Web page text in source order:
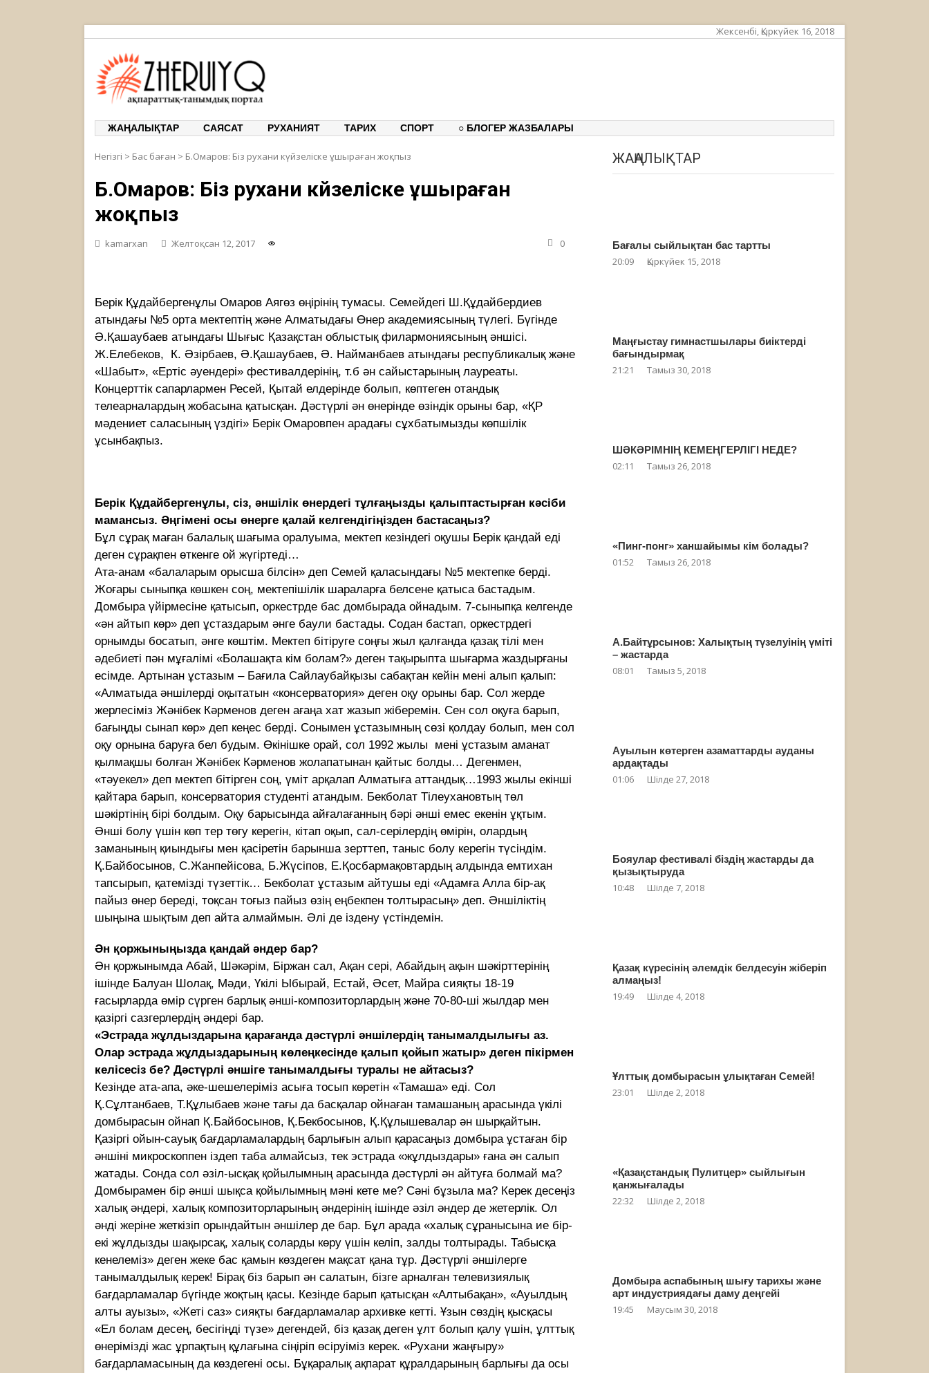
Жексенбі, Қыркүйек 16, 2018
ЖАҢАЛЫҚТАР САЯСАТ РУХАНИЯТ ТАРИХ СПОРТ ○ БЛОГЕР ЖАЗБАЛАРЫ
Негізгі > Бас баған > Б.Омаров: Біз рухани күйзеліске ұшыраған жоқпыз
Б.Омаров: Біз рухани күйзеліске ұшыраған
жоқпыз
kamarxan Желтоқсан 12, 2017 0
Берік Құдайбергенұлы Омаров Аягөз өңірінің тумасы. Семейдегі Ш.Құдайбердиев
атындағы №5 орта мектептің және Алматыдағы Өнер академиясының түлегі. Бүгінде
Ә.Қашаубаев атындағы Шығыс Қазақстан облыстық филармониясының әншісі.
Ж.Елебеков, К. Әзірбаев, Ә.Қашаубаев, Ә. Найманбаев атындағы республикалық және
«Шабыт», «Ертіс әуендері» фестивалдерінің, т.б ән сайыстарының лауреаты.
Концерттік сапарлармен Ресей, Қытай елдерінде болып, көптеген отандық
телеарналардың жобасына қатысқан. Дәстүрлі ән өнерінде өзіндік орыны бар, «ҚР
мәдениет саласының үздігі» Берік Омаровпен арадағы сұхбатымызды көпшілік
ұсынбақпыз.
Берік Құдайбергенұлы, сіз, әншілік өнердегі тұлғаңызды қалыптастырған кәсіби
мамансыз. Әңгімені осы өнерге қалай келгендігіңізден бастасаңыз?
Бұл сұрақ маған балалық шағыма оралуыма, мектеп кезіндегі оқушы Берік қандай еді
деген сұрақпен өткенге ой жүгіртеді…
Ата-анам «балаларым орысша білсін» деп Семей қаласындағы №5 мектепке берді.
Жоғары сыныпқа көшкен соң, мектепішілік шараларға белсене қатыса бастадым.
Домбыра үйірмесіне қатысып, оркестрде бас домбырада ойнадым. 7-сыныпқа келгенде
«ән айтып көр» деп ұстаздарым әнге баули бастады. Содан бастап, оркестрдегі
орнымды босатып, әнге көштім. Мектеп бітіруге соңғы жыл қалғанда қазақ тілі мен
әдебиеті пән мұғалімі «Болашақта кім болам?» деген тақырыпта шығарма жаздырғаны
есімде. Артынан ұстазым – Бағила Сайлаубайқызы сабақтан кейін мені алып қалып:
«Алматыда әншілерді оқытатын «консерватория» деген оқу орыны бар. Сол жерде
жерлесіміз Жәнібек Кәрменов деген ағаңа хат жазып жіберемін. Сен сол оқуға барып,
бағыңды сынап көр» деп кеңес берді. Сонымен ұстазымның сөзі қолдау болып, мен сол
оқу орнына баруға бел будым. Өкінішке орай, сол 1992 жылы мені ұстазым аманат
қылмақшы болған Жәнібек Кәрменов жолапатынан қайтыс болды… Дегенмен,
«тәуекел» деп мектеп бітірген соң, үміт арқалап Алматыға аттандық…1993 жылы екінші
қайтара барып, консерватория студенті атандым. Бекболат Тілеухановтың төл
шәкіртінің бірі болдым. Оқу барысында айғалағанның бәрі әнші емес екенін ұқтым.
Әнші болу үшін көп тер төгу керегін, кітап оқып, сал-серілердің өмірін, олардың
заманының қиындығы мен қасіретін барынша зерттеп, таныс болу керегін түсіндім.
Қ.Байбосынов, С.Жанпейісова, Б.Жүсіпов, Е.Қосбармақовтардың алдында емтихан
тапсырып, қатемізді түзеттік… Бекболат ұстазым айтушы еді «Адамға Алла бір-ақ
пайыз өнер береді, тоқсан тоғыз пайыз өзің еңбекпен толтырасың» деп. Әншіліктің
шыңына шықтым деп айта алмаймын. Әлі де іздену үстіндемін.
Ән қоржыныңызда қандай әндер бар?
Ән қоржынымда Абай, Шәкәрім, Біржан сал, Ақан сері, Абайдың ақын шәкірттерінің
ішінде Балуан Шолақ, Мәди, Үкілі Ыбырай, Естай, Әсет, Майра сияқты 18-19
ғасырларда өмір сүрген барлық әнші-композиторлардың және 70-80-ші жылдар мен
қазіргі сазгерлердің әндері бар.
«Эстрада жұлдыздарына қарағанда дәстүрлі әншілердің танымалдылығы аз.
Олар эстрада жұлдыздарының көлеңкесінде қалып қойып жатыр» деген пікірмен
келісесіз бе? Дәстүрлі әншіге танымалдығы туралы не айтасыз?
Кезінде ата-апа, әке-шешелеріміз асыға тосып көретін «Тамаша» еді. Сол
Қ.Сұлтанбаев, Т.Құлыбаев және тағы да басқалар ойнаған тамашаның арасында үкілі
домбырасын ойнап Қ.Байбосынов, Қ.Бекбосынов, Қ.Құлышевалар ән шырқайтын.
Қазіргі ойын-сауық бағдарламалардың барлығын алып қарасаңыз домбыра ұстаған бір
әншіні микроскоппен іздеп таба алмайсыз, тек эстрада «жұлдыздары» ғана ән салып
жатады. Сонда сол әзіл-ысқақ қойылымның арасында дәстүрлі ән айтуға болмай ма?
Домбырамен бір әнші шықса қойылымның мәні кете ме? Сәні бұзыла ма? Керек десеңіз
халық әндері, халық композиторларының әндерінің ішінде әзіл әндер де жетерлік. Ол
әнді жеріне жеткізіп орындайтын әншілер де бар. Бұл арада «халық сұранысына ие бір-
екі жұлдызды шақырсақ, халық соларды көру үшін келіп, залды толтырады. Табысқа
кенелеміз» деген жеке бас қамын көздеген мақсат қана тұр. Дәстүрлі әншілерге
танымалдылық керек! Бірақ біз барып ән салатын, бізге арналған телевизиялық
бағдарламалар бүгінде жоқтың қасы. Кезінде барып қатысқан «Алтыбақан», «Ауылдың
алты ауызы», «Жеті саз» сияқты бағдарламалар архивке кетті. Ұзын сөздің қысқасы
«Ел болам десең, бесігіңді түзе» дегендей, біз қазақ деген ұлт болып қалу үшін, ұлттық
өнерімізді жас ұрпақтың құлағына сіңіріп өсіруіміз керек. «Рухани жаңғыру»
бағдарламасының да көздегені осы. Бұқаралық ақпарат құралдарының барлығы да осы
ЖАҢАЛЫҚТАР
Бағалы сыйлықтан бас тартты
20:09 Қыркүйек 15, 2018
Маңғыстау гимнастшылары биіктерді
бағындырмақ
21:21 Тамыз 30, 2018
ШӘКӘРІМНІҢ КЕМЕҢГЕРЛІГІ НЕДЕ?
02:11 Тамыз 26, 2018
«Пинг-понг» ханшайымы кім болады?
01:52 Тамыз 26, 2018
А.Байтұрсынов: Халықтың түзелуінің үміті
– жастарда
08:01 Тамыз 5, 2018
Ауылын көтерген азаматтарды ауданы
ардақтады
01:06 Шілде 27, 2018
Бояулар фестивалі біздің жастарды да
қызықтыруда
10:48 Шілде 7, 2018
Қазақ күресінің әлемдік белдесуін жіберіп
алмаңыз!
19:49 Шілде 4, 2018
Ұлттық домбырасын ұлықтаған Семей!
23:01 Шілде 2, 2018
«Қазақстандық Пулитцер» сыйлығын
қанжығалады
22:32 Шілде 2, 2018
Домбыра аспабының шығу тарихы және
арт индустриядағы даму деңгейі
19:45 Маусым 30, 2018